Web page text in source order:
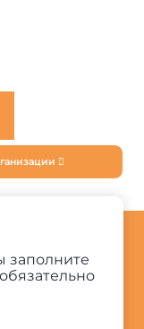
заполните